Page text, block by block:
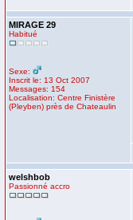
MIRAGE 29
Habitué
Sexe:
Inscrit le: 13 Oct 2007
Messages: 154
Localisation: Centre Finistère
(Pleyben) près de Chateaulin
welshbob
Passionné accro